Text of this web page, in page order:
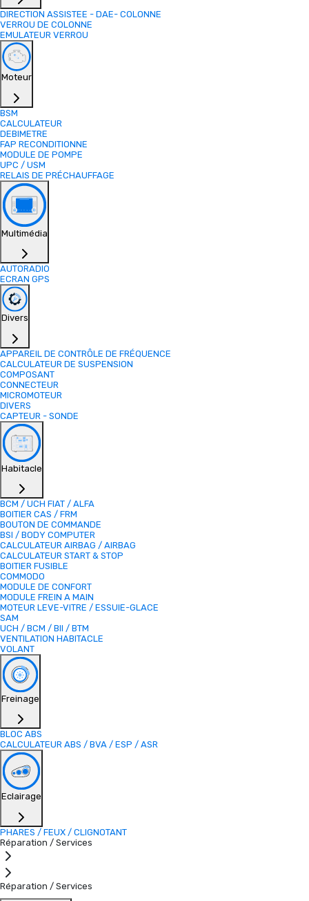
DIRECTION ASSISTEE - DAE- COLONNE
VERROU DE COLONNE
EMULATEUR VERROU
Moteur
BSM
CALCULATEUR
DEBIMETRE
FAP RECONDITIONNE
MODULE DE POMPE
UPC / USM
RELAIS DE PRÉCHAUFFAGE
Multimédia
AUTORADIO
ECRAN GPS
Divers
APPAREIL DE CONTRÔLE DE FRÉQUENCE
CALCULATEUR DE SUSPENSION
COMPOSANT
CONNECTEUR
MICROMOTEUR
DIVERS
CAPTEUR - SONDE
Habitacle
BCM / UCH FIAT / ALFA
BOITIER CAS / FRM
BOUTON DE COMMANDE
BSI / BODY COMPUTER
CALCULATEUR AIRBAG / AIRBAG
CALCULATEUR START & STOP
BOITIER FUSIBLE
COMMODO
MODULE DE CONFORT
MODULE FREIN A MAIN
MOTEUR LEVE-VITRE / ESSUIE-GLACE
SAM
UCH / BCM / BII / BTM
VENTILATION HABITACLE
VOLANT
Freinage
BLOC ABS
CALCULATEUR ABS / BVA / ESP / ASR
Eclairage
PHARES / FEUX / CLIGNOTANT
Réparation / Services
Réparation / Services